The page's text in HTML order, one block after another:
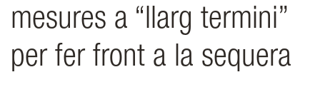
mesures a “llarg termini”
per fer front a la sequera